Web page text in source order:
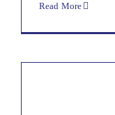
Read More